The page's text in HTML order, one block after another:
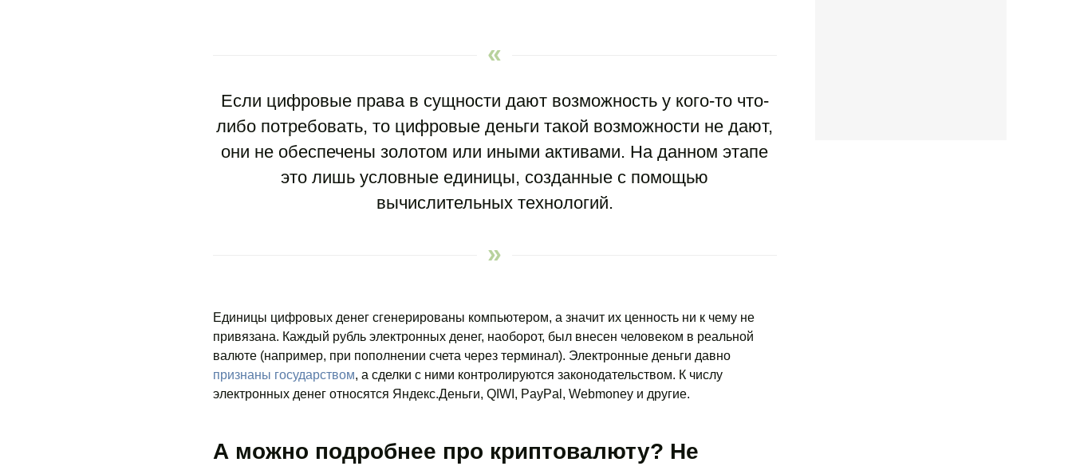
Если цифровые права в сущности дают возможность у кого-то что-
либо потребовать, то цифровые деньги такой возможности не дают,
они не обеспечены золотом или иными активами. На данном этапе
это лишь условные единицы, созданные с помощью
вычислительных технологий.
Единицы цифровых денег сгенерированы компьютером, а значит их ценность ни к чему не
привязана. Каждый рубль электронных денег, наоборот, был внесен человеком в реальной
валюте (например, при пополнении счета через терминал). Электронные деньги давно
признаны государством, а сделки с ними контролируются законодательством. К числу
электронных денег относятся Яндекс.Деньги, QIWI, PayPal, Webmoney и другие.
А можно подробнее про криптовалюту? Не